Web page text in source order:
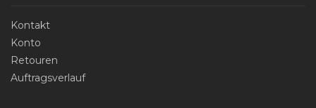
Kontakt
Konto
Retouren
Auftragsverlauf